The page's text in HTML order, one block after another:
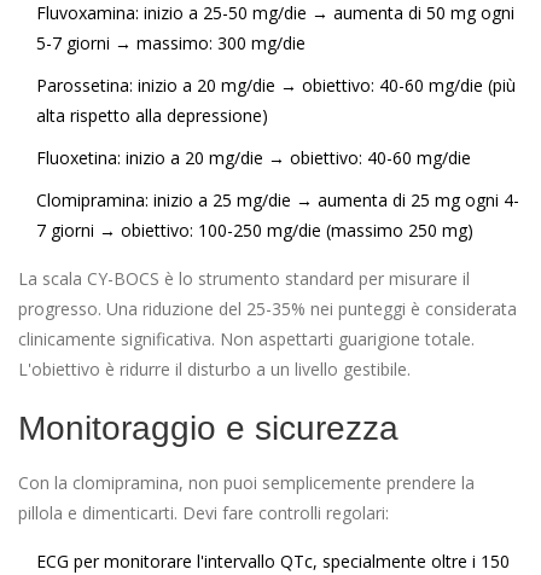
Fluvoxamina: inizio a 25-50 mg/die → aumenta di 50 mg ogni
5-7 giorni → massimo: 300 mg/die
Parossetina: inizio a 20 mg/die → obiettivo: 40-60 mg/die (più
alta rispetto alla depressione)
Fluoxetina: inizio a 20 mg/die → obiettivo: 40-60 mg/die
Clomipramina: inizio a 25 mg/die → aumenta di 25 mg ogni 4-
7 giorni → obiettivo: 100-250 mg/die (massimo 250 mg)
La scala CY-BOCS è lo strumento standard per misurare il
progresso. Una riduzione del 25-35% nei punteggi è considerata
clinicamente significativa. Non aspettarti guarigione totale.
L'obiettivo è ridurre il disturbo a un livello gestibile.
Monitoraggio e sicurezza
Con la clomipramina, non puoi semplicemente prendere la
pillola e dimenticarti. Devi fare controlli regolari:
ECG per monitorare l'intervallo QTc, specialmente oltre i 150